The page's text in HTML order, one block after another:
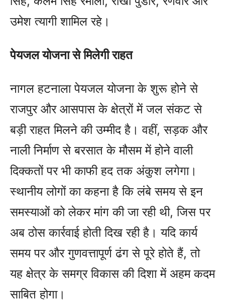
उमेश त्यागी शामिल रहे।
पेयजल योजना से मिलेगी राहत
नागल हटनाला पेयजल योजना के शुरू होने से
राजपुर और आसपास के क्षेत्रों में जल संकट से
बड़ी राहत मिलने की उम्मीद है। वहीं, सड़क और
नाली निर्माण से बरसात के मौसम में होने वाली
दिक्कतों पर भी काफी हद तक अंकुश लगेगा।
स्थानीय लोगों का कहना है कि लंबे समय से इन
समस्याओं को लेकर मांग की जा रही थी, जिस पर
अब ठोस कार्रवाई होती दिख रही है। यदि कार्य
समय पर और गुणवत्तापूर्ण ढंग से पूरे होते हैं, तो
यह क्षेत्र के समग्र विकास की दिशा में अहम कदम
साबित होगा।